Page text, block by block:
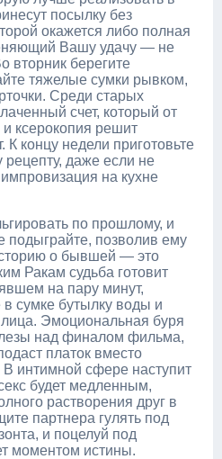
посылку без
окажется либо полная
Вашу удачу — не
вторник берегите
тяжелые сумки рывком,
Среди старых
счет, который от
ксерокопия решит
К концу недели приготовьте
даже если не
на кухне
по прошлому, и
подыграйте, позволив ему
о бывшей — это
Ракам судьба готовит
на пару минут,
в сумке бутылку воды и
Эмоциональная буря
над финалом фильма,
платок вместо
интимной сфере наступит
будет медленным,
растворения друг в
партнера гулять под
и поцелуй под
моментом истины.